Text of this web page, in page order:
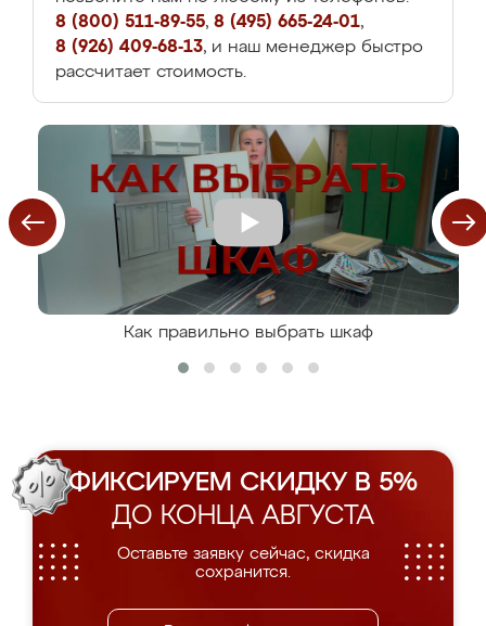
8 (800) 511-89-55, 8 (495) 665-24-01,
8 (926) 409-68-13, и наш менеджер быстро
рассчитает стоимость.
Как правильно выбрать шкаф
ФИКСИРУЕМ СКИДКУ В 5%
ДО КОНЦА АВГУСТА
Оставьте заявку сейчас, скидка
сохранится.